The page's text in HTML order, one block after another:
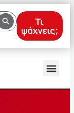
Τι
ψάχνεις;